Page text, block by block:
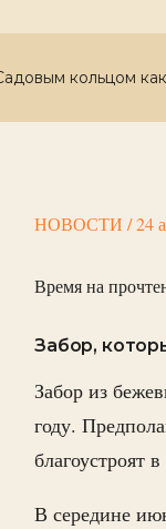
кольцом
НОВОСТИ /24
Время на
Забор,
Забор из
году.
благоустроят
В середине